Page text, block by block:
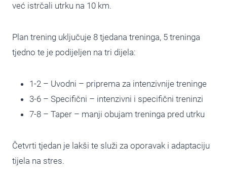
već istrčali utrku na 10 km.
Plan trening uključuje 8 tjedana treninga, 5 treninga
tjedno te je podijeljen na tri dijela:
1-2 – Uvodni – priprema za intenzivnije treninge
3-6 – Specifični – intenzivni i specifični treninzi
7-8 – Taper – manji obujam treninga pred utrku
Četvrti tjedan je lakši te služi za oporavak i adaptaciju
tijela na stres.